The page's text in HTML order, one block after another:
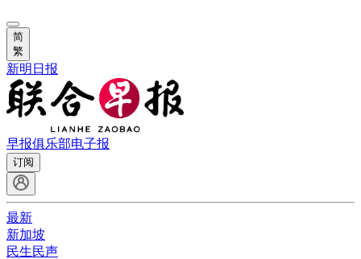
简
繁
新明日报
早报俱乐部电子报
订阅
最新
新加坡
民生民声